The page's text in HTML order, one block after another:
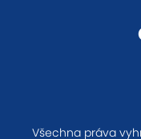
Všechna práva